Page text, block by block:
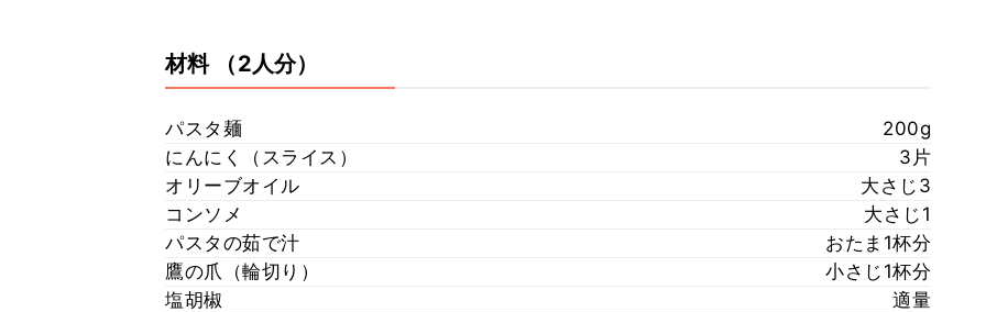
材料 （2人分）
パスタ麺
200g
にんにく（スライス）
3片
オリーブオイル
大さじ3
コンソメ
大さじ1
パスタの茹で汁
おたま1杯分
鷹の爪（輪切り）
小さじ1杯分
塩胡椒
適量